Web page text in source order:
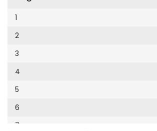
Cumhuriyet Sağlıklı Beslenme
Cumhuriyet Sokak
Cumhuriyet Spor
Cumhuriyet Strateji
Cumhuriyet Tarım
Cumhuriyet Yılbaşı
Çerçeve Eki
9
10
11
12
13
14
15
1
2
3
4
5
6
7